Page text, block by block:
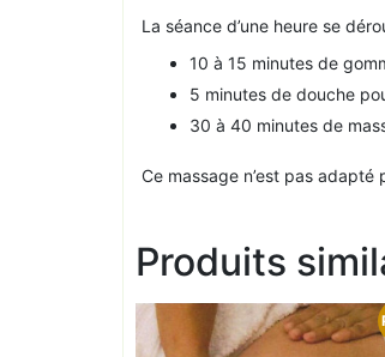
La séance d’une heure se
10 à 15 minutes de
5 minutes de douche
30 à 40 minutes de
Ce massage n’est pas adapté
Produits